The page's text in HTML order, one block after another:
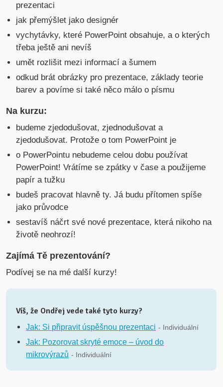
prezentaci
jak přemýšlet jako designér
vychytávky, které PowerPoint obsahuje, a o kterých
třeba ještě ani nevíš
umět rozlišit mezi informací a šumem
odkud brát obrázky pro prezentace, základy teorie
barev a povíme si také něco málo o písmu
Na kurzu:
budeme zjedodušovat, zjednodušovat a
zjedodušovat. Protože o tom PowerPoint je
o PowerPointu nebudeme celou dobu používat
PowerPoint! Vrátíme se zpátky v čase a použijeme
papír a tužku
budeš pracovat hlavně ty. Já budu přítomen spíše
jako průvodce
sestavíš náčrt své nové prezentace, která nikoho na
životě neohrozí!
Zajímá Tě prezentování?
Podívej se na mé další kurzy!
Víš, že Ondřej vede také tyto kurzy?
Jak: Si připravit úspěšnou prezentaci - Individuální
Jak: Pozorovat skryté emoce – úvod do
mikrovýrazů - Individuální